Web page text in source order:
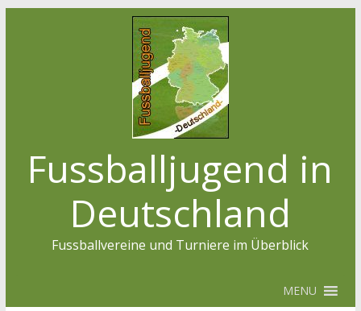
Fussballjugend in
Deutschland
Fussballvereine und Turniere im Überblick
MENU